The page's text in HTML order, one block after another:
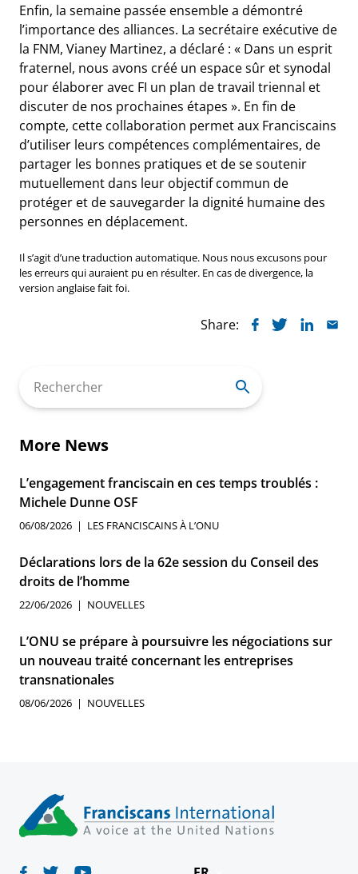
Enfin, la semaine passée ensemble a démontré
l’importance des alliances. La secrétaire exécutive de
la FNM, Vianey Martinez, a déclaré : « Dans un esprit
fraternel, nous avons créé un espace sûr et synodal
pour élaborer avec FI un plan de travail triennal et
discuter de nos prochaines étapes ». En fin de
compte, cette collaboration permet aux Franciscains
d’utiliser leurs compétences complémentaires, de
partager les bonnes pratiques et de se soutenir
mutuellement dans leur objectif commun de
protéger et de sauvegarder la dignité humaine des
personnes en déplacement.
Il s’agit d’une traduction automatique. Nous nous excusons pour
les erreurs qui auraient pu en résulter. En cas de divergence, la
version anglaise fait foi.
Share:
for:
More News
L’engagement franciscain en ces temps troublés :
Michele Dunne OSF
06/08/2026 LES FRANCISCAINS À L’ONU
Déclarations lors de la 62e session du Conseil des
droits de l’homme
22/06/2026 NOUVELLES
L’ONU se prépare à poursuivre les négociations sur
un nouveau traité concernant les entreprises
transnationales
08/06/2026 NOUVELLES